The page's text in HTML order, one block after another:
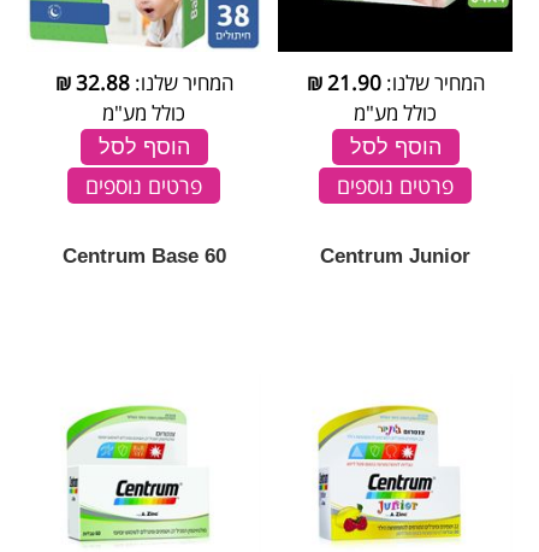
המחיר שלנו:21.90
₪
כולל מע"מ
הוסף לסל
פרטים נוספים
המחיר שלנו:32.88
₪
כולל מע"מ
הוסף לסל
פרטים נוספים
Centrum Junior
Centrum Base 60